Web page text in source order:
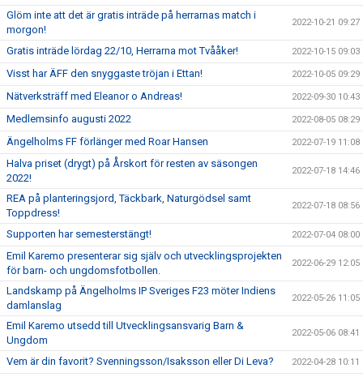
Glöm inte att det är gratis inträde på herrarnas match i
morgon!
2022-10-21 09:27
Gratis inträde lördag 22/10, Herrarna mot Tvååker! 2022-10-15 09:03
Visst har ÄFF den snyggaste tröjan i Ettan! 2022-10-05 09:29
Nätverksträff med Eleanor o Andreas! 2022-09-30 10:43
Medlemsinfo augusti 2022 2022-08-05 08:29
Ängelholms FF förlänger med Roar Hansen 2022-07-19 11:08
Halva priset (drygt) på Årskort för resten av säsongen
2022!
2022-07-18 14:46
REA på planteringsjord, Täckbark, Naturgödsel samt
Toppdress!
2022-07-18 08:56
Supporten har semesterstängt! 2022-07-04 08:00
Emil Karemo presenterar sig själv och utvecklingsprojekten
för barn- och ungdomsfotbollen.
2022-06-29 12:05
Landskamp på Ängelholms IP Sveriges F23 möter Indiens
damlanslag
2022-05-26 11:05
Emil Karemo utsedd till Utvecklingsansvarig Barn &
Ungdom
2022-05-06 08:41
Vem är din favorit? Svenningsson/Isaksson eller Di Leva? 2022-04-28 10:11